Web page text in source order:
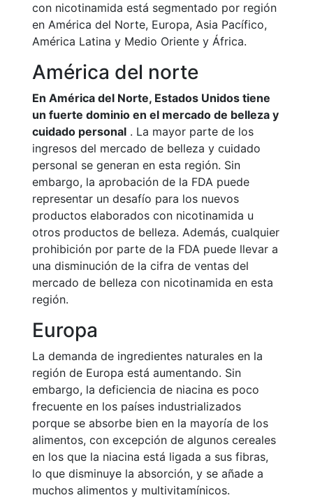
con nicotinamida está segmentado por región
en América del Norte, Europa, Asia Pacífico,
América Latina y Medio Oriente y África.
América del norte
En América del Norte, Estados Unidos tiene
un fuerte dominio en el mercado de belleza y
cuidado personal . La mayor parte de los
ingresos del mercado de belleza y cuidado
personal se generan en esta región. Sin
embargo, la aprobación de la FDA puede
representar un desafío para los nuevos
productos elaborados con nicotinamida u
otros productos de belleza. Además, cualquier
prohibición por parte de la FDA puede llevar a
una disminución de la cifra de ventas del
mercado de belleza con nicotinamida en esta
región.
Europa
La demanda de ingredientes naturales en la
región de Europa está aumentando. Sin
embargo, la deficiencia de niacina es poco
frecuente en los países industrializados
porque se absorbe bien en la mayoría de los
alimentos, con excepción de algunos cereales
en los que la niacina está ligada a sus fibras,
lo que disminuye la absorción, y se añade a
muchos alimentos y multivitamínicos.